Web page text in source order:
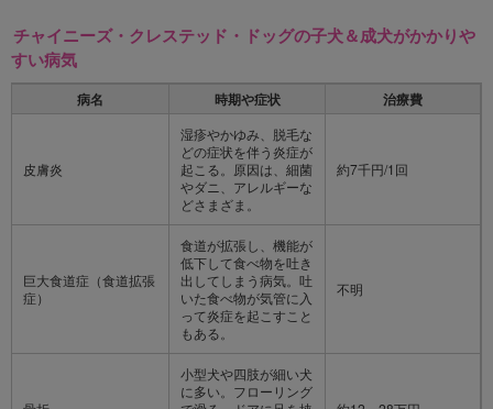
チャイニーズ・クレステッド・ドッグの子犬＆成犬がかかりや
すい病気
病名 時期や症状 治療費
皮膚炎
湿疹やかゆみ、脱毛な
どの症状を伴う炎症が
起こる。原因は、細菌
やダニ、アレルギーな
どさまざま。
約7千円/1回
巨大食道症（食道拡張
症）
食道が拡張し、機能が
低下して食べ物を吐き
出してしまう病気。吐
いた食べ物が気管に入
って炎症を起こすこと
もある。
不明
小型犬や四肢が細い犬
に多い。フローリング